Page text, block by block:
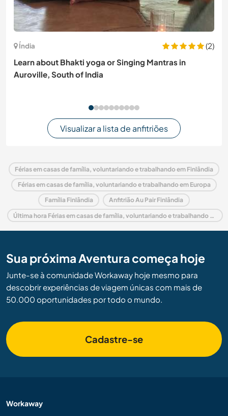
Índia
(2)
Learn about Bhakti yoga or Singing Mantras in
Auroville, South of India
Visualizar a lista de anfitriões
Férias em casas de família, voluntariando e trabalhando em Finlândia
Férias em casas de família, voluntariando e trabalhando em Europa
Família Finlândia Anfitrião Au Pair Finlândia
Última hora Férias em casas de família, voluntariando e trabalhando em Finlândia
Sua próxima Aventura começa hoje
Junte-se à comunidade Workaway hoje mesmo para
descobrir experiências de viagem únicas com mais de
50.000 oportunidades por todo o mundo.
Cadastre-se
Workaway